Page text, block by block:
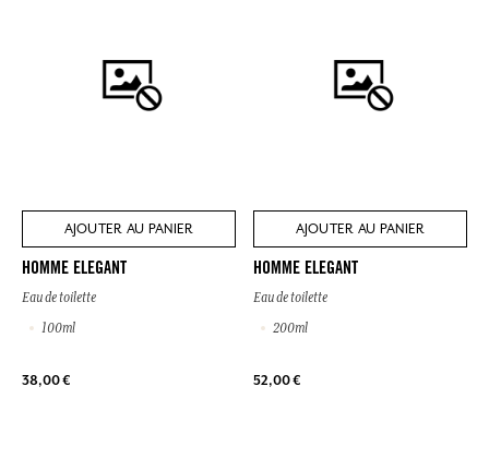
AJOUTER AU PANIER
HOMME ELEGANT
Eau de toilette
100ml
38,00 €
AJOUTER AU PANIER
HOMME ELEGANT
Eau de toilette
200ml
52,00 €